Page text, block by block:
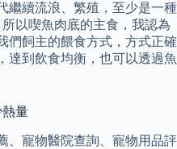
繼續流浪、繁殖，至少是一種
以喫魚肉底的主食，我認為
們飼主的餵食方式，方式正確
達到飲食均衡，也可以透過魚
量
、寵物醫院查詢、寵物用品評